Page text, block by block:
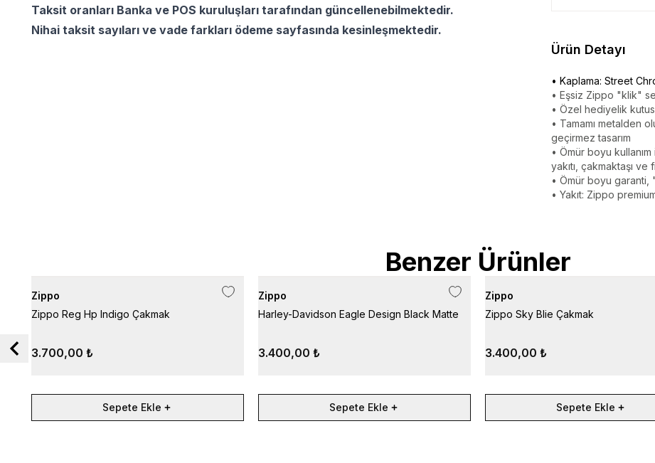
Taksit oranları Banka ve POS kuruluşları tarafından güncellenebilmektedir.
Nihai taksit sayıları ve vade farkları ödeme sayfasında kesinleşmektedir.
Ürün Detayı
• Kaplama: Street
• Eşsiz Zippo "klik"
• Özel hediyelik
• Tamamı metalden
geçirmez tasarım
• Ömür boyu
yakıtı, çakmaktaşı ve
• Ömür boyu garanti,
• Yakıt: Zippo premium
Benzer Ürünler
Zippo
Zippo Reg Hp Indigo Çakmak
3.700,00 ₺
Sepete Ekle
Zippo
Harley-Davidson Eagle Design Black Matte
3.400,00 ₺
Sepete Ekle
Zippo
Zippo Sky Blie Çakmak
3.400,00 ₺
Sepete Ekle